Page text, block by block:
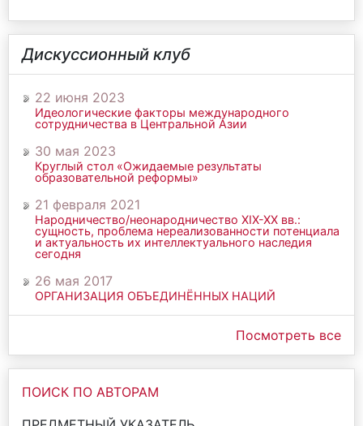
Дискуссионный клуб
22 июня 2023
Идеологические факторы международного
сотрудничества в Центральной Азии
30 мая 2023
Круглый стол «Ожидаемые результаты
образовательной реформы»
21 февраля 2021
Народничество/неонародничество ХIХ-ХХ вв.:
сущность, проблема нереализованности потенциала
и актуальность их интеллектуального наследия
сегодня
26 мая 2017
ОРГАНИЗАЦИЯ ОБЪЕДИНЁННЫХ НАЦИЙ
Посмотреть все
ПОИСК ПО АВТОРАМ